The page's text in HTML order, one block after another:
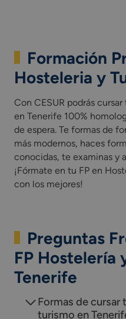
Formación
Hosteleria y
Con CESUR podrás
en Tenerife 100%
de espera. Te formas de
más modernos, haces
conocidas, te examinas y
¡Fórmate en tu FP en
con los mejores!
Preguntas
FP Hostelería
Tenerife
Formas de cursar
turismo en